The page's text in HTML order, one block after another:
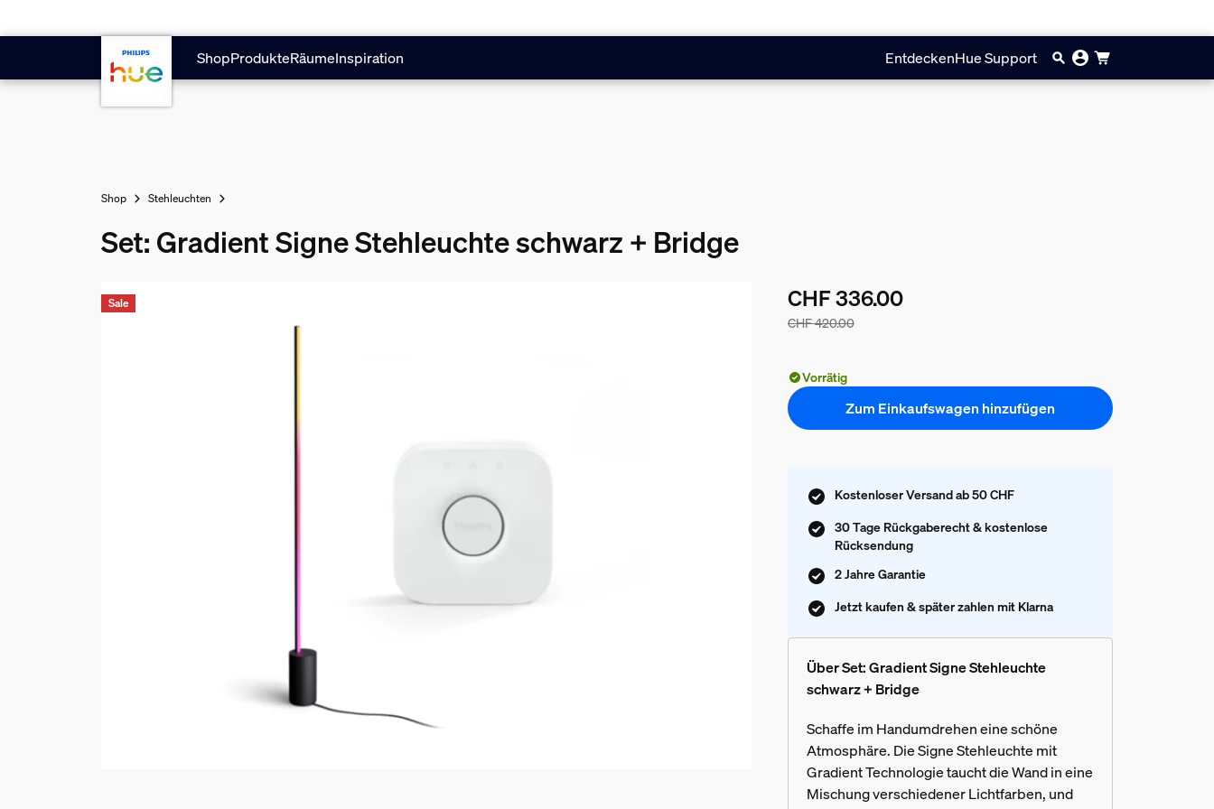
ShopProdukteRäumeInspiration EntdeckenHue Support
Shop Stehleuchten
Set: Gradient Signe Stehleuchte schwarz + Bridge
CHF 420.00
CHF 336.00
Sale
Vorrätig
Zum Einkaufswagen hinzufügen
Kostenloser Versand ab 50 CHF
30 Tage Rückgaberecht & kostenlose
Rücksendung
2 Jahre Garantie
Jetzt kaufen & später zahlen mit Klarna
Über Set: Gradient Signe Stehleuchte
schwarz + Bridge
Schaffe im Handumdrehen eine schöne
Atmosphäre. Die Signe Stehleuchte mit
Gradient Technologie taucht die Wand in eine
Mischung verschiedener Lichtfarben, und